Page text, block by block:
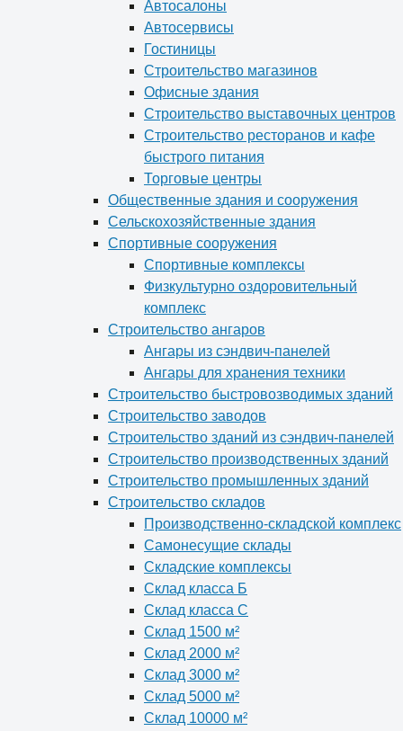
Автосалоны
Автосервисы
Гостиницы
Строительство магазинов
Офисные здания
Строительство выставочных центров
Строительство ресторанов и кафе
быстрого питания
Торговые центры
Общественные здания и сооружения
Сельскохозяйственные здания
Спортивные сооружения
Спортивные комплексы
Физкультурно оздоровительный
комплекс
Строительство ангаров
Ангары из сэндвич-панелей
Ангары для хранения техники
Строительство быстровозводимых зданий
Строительство заводов
Строительство зданий из сэндвич-панелей
Строительство производственных зданий
Строительство промышленных зданий
Строительство складов
Производственно-складской комплекс
Самонесущие склады
Складские комплексы
Склад класса Б
Склад класса С
Склад 1500 м²
Склад 2000 м²
Склад 3000 м²
Склад 5000 м²
Склад 10000 м²